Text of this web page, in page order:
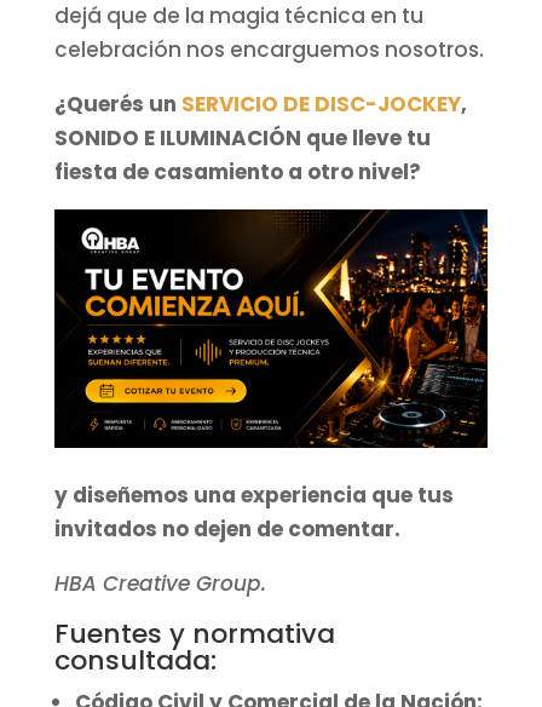
dejá que de la magia técnica en tu
celebración nos encarguemos nosotros.
¿Querés un SERVICIO DE DISC-JOCKEY,
SONIDO E ILUMINACIÓN que lleve tu
fiesta de casamiento a otro nivel?
y diseñemos una experiencia que tus
invitados no dejen de comentar.
HBA Creative Group.
Fuentes y normativa
consultada: